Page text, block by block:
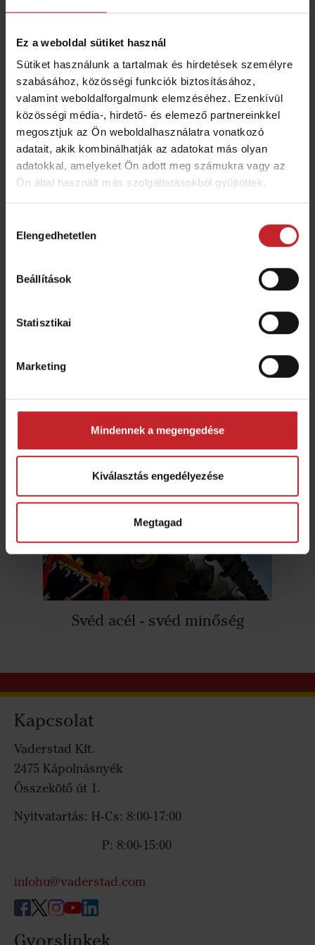
Ez a weboldal sütiket használ
Sütiket használunk a tartalmak és hirdetések személyre
szabásához, közösségi funkciók biztosításához,
valamint weboldalforgalmunk elemzéséhez. Ezenkívül
közösségi média-, hirdető- és elemező partnereinkkel
megosztjuk az Ön weboldalhasználatra vonatkozó
adatait, akik kombinálhatják az adatokat más olyan
adatokkal, amelyeket Ön adott meg számukra vagy az
Ön által használt más szolgáltatásokból gyűjtöttek.
kiválasztása
Elengedhetetlen
Beállítások
Statisztikai
Marketing
Mindennek a megengedése
Kiválasztás engedélyezése
Megtagad
száraz talaj visszafordulását a felszínre. Az
Nincs tömörödés
A kúpos tárcsa éles támadási szöge minimalizálja
a tárcsa felületének érintkezését a talajjal. Ez egy
nyitott talajmegmunkálást eredményez, amely nem
nedvesség szállítását.
A kúpus tárcsa alakja megakadályozza, hogy a
kövek a talaj felszínére kerüljenek. A köveket a
tárcsa a talajba nyomva, minimalizálja a
szántóföldi problémákat a talajművelés során.
Svéd acél - svéd minőség
Kapcsolat
Vaderstad Kft.
2475 Kápolnásnyék
Összekötő út 1.
Nyitvatartás: H-Cs: 8:00-17:00
P: 8:00-15:00
infohu@vaderstad.com
Gyorslinkek